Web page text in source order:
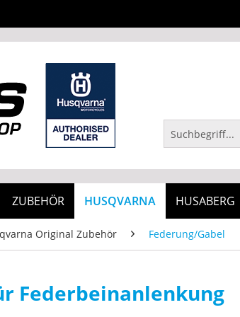
ZUBEHÖR HUSQVARNA HUSABERG
Original Zubehör Federung/Gabel
Federbeinanlenkung